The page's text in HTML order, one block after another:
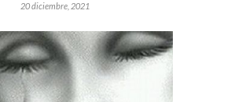
20 diciembre, 2021